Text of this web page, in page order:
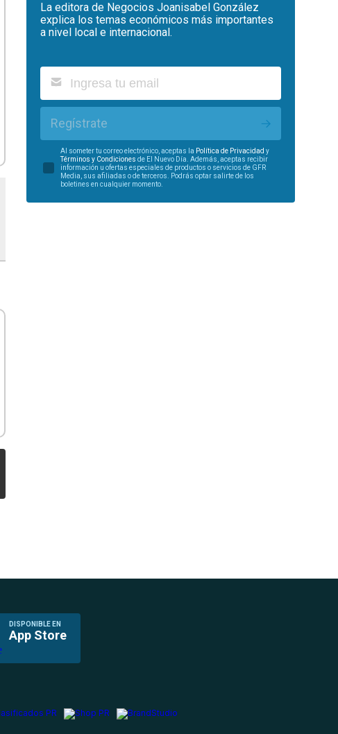
La editora de Negocios Joanisabel González
explica los temas económicos más importantes
a nivel local e internacional.
Regístrate
Al someter tu correo electrónico, aceptas la Política de Privacidad y
Términos y Condiciones de El Nuevo Día. Además, aceptas recibir
información u ofertas especiales de productos o servicios de GFR
Media, sus afiliadas o de terceros. Podrás optar salirte de los
boletines en cualquier momento.
DISPONIBLE EN
App Store